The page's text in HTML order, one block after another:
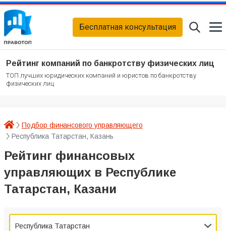
Бесплатная консультация
Рейтинг компаний по банкротству физических лиц
ТОП лучших юридических компаний и юристов по банкротству
физических лиц
Подбор финансового управляющего
Республика Татарстан, Казань
Рейтинг финансовых
управляющих в Республике
Татарстан, Казани
Республика Татарстан